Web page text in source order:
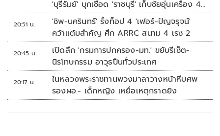
'บุรีรัมย์' บุกเชือด 'ราชบุรี' เก็บชัยอุ่นเครื่อง 4
นัดรวด
20:51 น.
'ชิพ-นครินทร์' รั้งท็อป 4 'เฟอร์-ปัญจรุจน์'
คว้าแต้มสำคัญ ศึก ARRC สนาม 4 เรซ 2
20:45 น.
เปิดลึก 'กรมการปกครอง-มท.' ขยับรีเซ็ต-
นิรโทษกรรม อาวุธปืนทั่วประเทศ
20:17 น.
ในหลวงพระราชทานพวงมาลาวางหน้าหีบศพ
รองผอ.- เด็กหญิง เหยื่อเหตุกราดยิง